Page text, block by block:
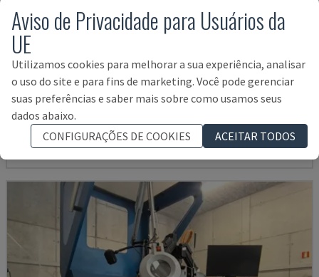
HMP SIRIUS PLUS -3000/3-L1
PARS - MÁQUINA DE CHAPA METÁLICA
POLÓNIA
39.000 €
Aviso de Privacidade para Usuários da
UE
Utilizamos cookies para melhorar a sua experiência, analisar
o uso do site e para fins de marketing. Você pode gerenciar
suas preferências e saber mais sobre como usamos seus
dados abaixo.
CONFIGURAÇÕES DE COOKIES
ACEITAR TODOS